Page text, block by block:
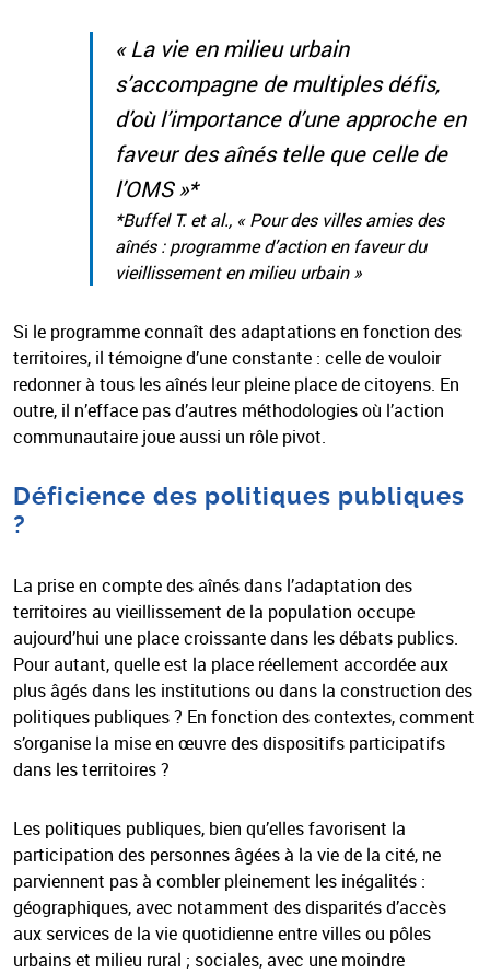
« La vie en milieu urbain
s’accompagne de multiples défis,
d’où l’importance d’une approche en
faveur des aînés telle que celle de
l’OMS »*
*Buffel T.et al., « Pour des villes amies des
aînés : programme d’action en faveur du
vieillissement en milieu urbain »
Si le programme connaît des adaptations en fonction des
territoires, il témoigne d’une constante : celle de vouloir
redonner à tous les aînés leur pleine place de citoyens. En
outre, il n’efface pas d’autres méthodologies où l’action
communautaire joue aussi un rôle pivot.
Déficience des politiques publiques
?
La prise en compte des aînés dans l’adaptation des
territoires au vieillissement de la population occupe
aujourd’hui une place croissante dans les débats publics.
Pour autant, quelle est la place réellement accordée aux
plus âgés dans les institutions ou dans la construction des
politiques publiques ? En fonction des contextes, comment
s’organise la mise en œuvre des dispositifs participatifs
dans les territoires ?
Les politiques publiques, bien qu’elles favorisent la
participation des personnes âgées à la vie de la cité, ne
parviennent pas à combler pleinement les inégalités :
géographiques, avec notamment des disparités d’accès
aux services de la vie quotidienne entre villes ou pôles
urbains et milieu rural ; sociales, avec une moindre